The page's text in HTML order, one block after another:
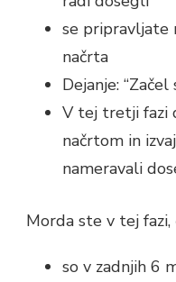
se pripravljate
načrta
Dejanje:
V tej tretji fazi
načrtom in
nameravali
Morda ste v tej fazi,
so v zadnjih 6